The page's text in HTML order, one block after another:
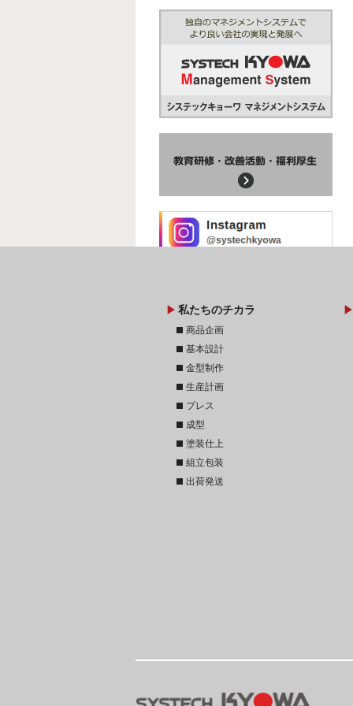
play_arrow 私たちのチカラ
stop 商品企画
stop 基本設計
stop 金型制作
stop 生産計画
stop プレス
stop 成型
stop 塗装仕上
stop 組立包装
stop 出荷発送
play_arrow